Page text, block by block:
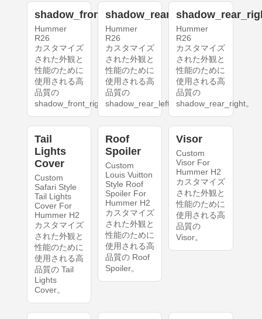
shadow_front_right
Hummer
R26
カスタマイズ
された外観と
性能のために
使用される高
品質の
shadow_front_right。
shadow_rear_left
Hummer
R26
カスタマイズ
された外観と
性能のために
使用される高
品質の
shadow_rear_left。
Hummer
R26
カスタマイズ
された外観と
性能のために
使用される高
品質の
shadow_rear_right。
Tail
Lights
Cover
Custom
Safari Style
Tail Lights
Cover For
Hummer H2
カスタマイズ
された外観と
性能のために
使用される高
品質の Tail
Lights
Cover。
Roof
Spoiler
Custom
Louis Vuitton
Style Roof
Spoiler For
Hummer H2
カスタマイズ
された外観と
性能のために
使用される高
品質の Roof
Spoiler。
Visor
Custom
Visor For
Hummer H2
カスタマイズ
された外観と
性能のために
使用される高
品質の
Visor。